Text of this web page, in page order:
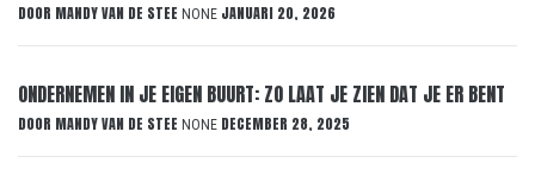
DOOR MANDY VAN DE STEE NONE JANUARI 20, 2026
ONDERNEMEN IN JE EIGEN BUURT: ZO LAAT JE ZIEN DAT JE ER BENT
DOOR MANDY VAN DE STEE NONE DECEMBER 28, 2025